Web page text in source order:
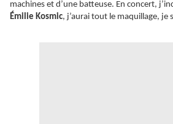
machines et d’une batteuse. En concert,
Émilie Kosmic, j’aurai tout le maquillage, je